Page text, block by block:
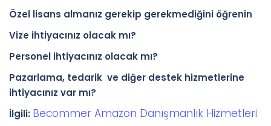
Özel lisans almanız gerekip gerekmediğini öğrenin
Vize ihtiyacınız olacak mı?
Personel ihtiyacınız olacak mı?
Pazarlama, tedarik ve diğer destek hizmetlerine
ihtiyacınız var mı?
İlgili: Becommer Amazon Danışmanlık Hizmetleri